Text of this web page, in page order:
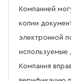
Компанией
копии
электронной
используемые
Компания